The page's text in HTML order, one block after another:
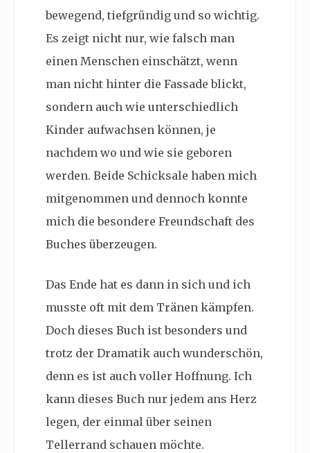
bewegend, tiefgründig und so wichtig.
Es zeigt nicht nur, wie falsch man
einen Menschen einschätzt, wenn
man nicht hinter die Fassade blickt,
sondern auch wie unterschiedlich
Kinder aufwachsen können, je
nachdem wo und wie sie geboren
werden. Beide Schicksale haben mich
mitgenommen und dennoch konnte
mich die besondere Freundschaft des
Buches überzeugen.
Das Ende hat es dann in sich und ich
musste oft mit dem Tränen kämpfen.
Doch dieses Buch ist besonders und
trotz der Dramatik auch wunderschön,
denn es ist auch voller Hoffnung. Ich
kann dieses Buch nur jedem ans Herz
legen, der einmal über seinen
Tellerrand schauen möchte.